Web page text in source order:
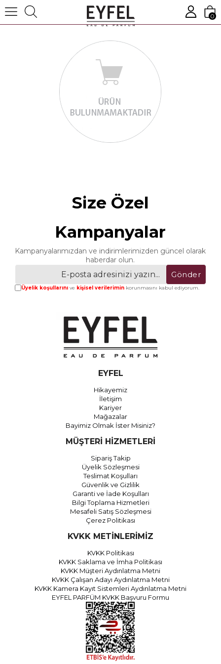
0
Size Özel
Kampanyalar
Kampanyalarımızdan ve indirimlerimizden güncel olarak
haberdar olun.
Gönder
Üyelik koşullarınıve kişisel verileriminkorunmasını kabul ediyorum.
EYFEL
Hikayemiz
İletişim
Kariyer
Mağazalar
Bayimiz Olmak İster Misiniz?
MÜŞTERİ HİZMETLERİ
Sipariş Takip
Üyelik Sözleşmesi
Teslimat Koşulları
Güvenlik ve Gizlilik
Garanti ve İade Koşulları
Bilgi Toplama Hizmetleri
Mesafeli Satış Sözleşmesi
Çerez Politikası
KVKK METİNLERİMİZ
KVKK Politikası
KVKK Saklama ve İmha Politikası
KVKK Müşteri Aydınlatma Metni
KVKK Çalışan Adayı Aydınlatma Metni
KVKK Kamera Kayıt Sistemleri Aydınlatma Metni
EYFEL PARFÜM KVKK Başvuru Formu